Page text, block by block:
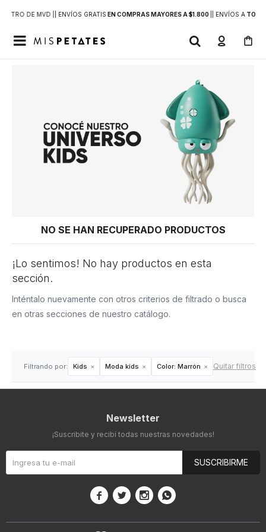
DE MVD | | ENVÍOS GRATIS EN COMPRAS MAYORES A $1.800 | ENVÍOS ATODO

NO SE HAN RECUPERADO PRODUCTOS
¡Lo sentimos! No hay productos en esta
sección.
Inténtalo nuevamente con otros criterios de filtrado o busca
en otras secciones de nuestro catálogo.
Filtrando por: Kids Moda kids Color: Marrón Quitar filtros
Newsletter
¡Suscribite y recibí todas nuestras novedades!
SUSCRIBIRME
   